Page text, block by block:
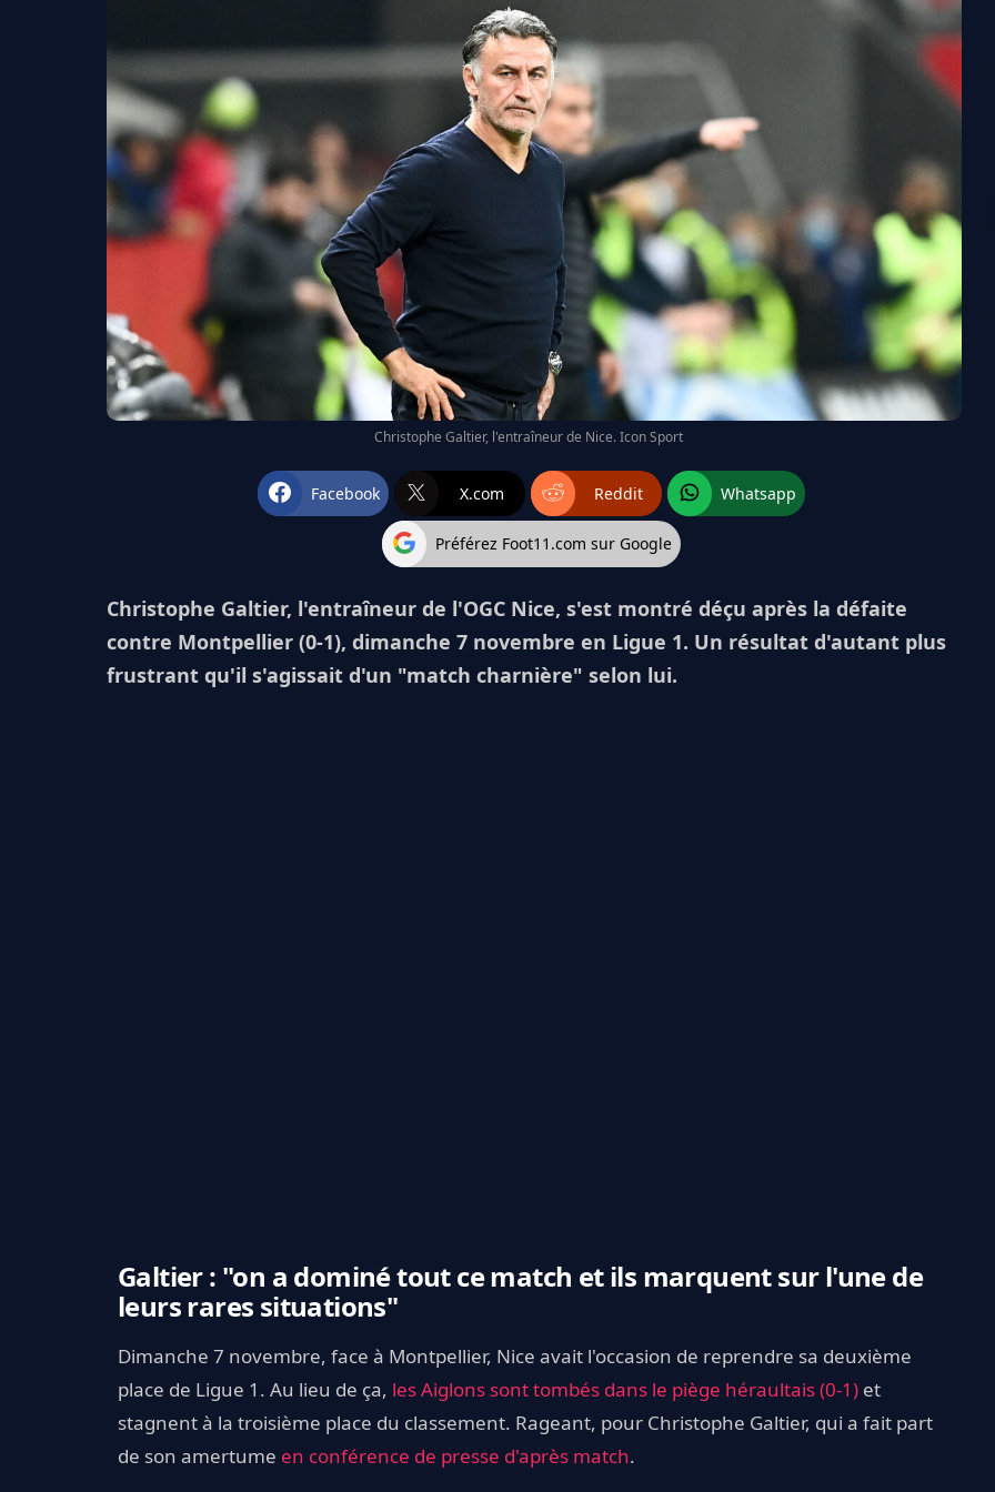
Christophe Galtier, l'entraîneur de Nice. Icon Sport
Facebook X.com Reddit Whatsapp
Préférez Foot11.com sur Google
Christophe Galtier, l'entraîneur de l'OGC Nice, s'est montré déçu après la défaite
contre Montpellier (0-1), dimanche 7 novembre en Ligue 1. Un résultat d'autant plus
frustrant qu'il s'agissait d'un "match charnière" selon lui.
Galtier : "on a dominé tout ce match et ils marquent sur l'une de
leurs rares situations"
Dimanche 7 novembre, face à Montpellier, Nice avait l'occasion de reprendre sa deuxième
place de Ligue 1. Au lieu de ça, les Aiglons sont tombés dans le piège héraultais (0-1) et
stagnent à la troisième place du classement. Rageant, pour Christophe Galtier, qui a fait part
de son amertume en conférence de presse d'après match.